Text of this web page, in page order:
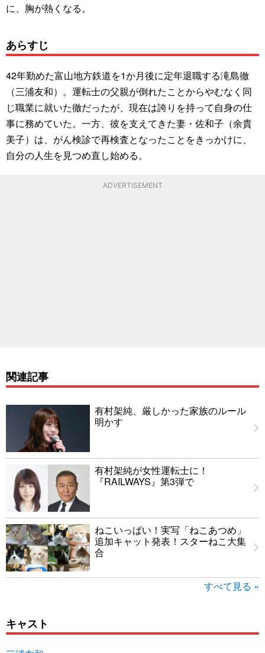
に、胸が熱くなる。
あらすじ
42年勤めた富山地方鉄道を1か月後に定年退職する滝島徹
（三浦友和）。運転士の父親が倒れたことからやむなく同
じ職業に就いた徹だったが、現在は誇りを持って自身の仕
事に務めていた。一方、彼を支えてきた妻・佐和子（余貴
美子）は、がん検診で再検査となったことをきっかけに、
自分の人生を見つめ直し始める。
ADVERTISEMENT
関連記事
有村架純、厳しかった家族のルール
明かす
有村架純が女性運転士に！
『RAILWAYS』第3弾で
ねこいっぱい！実写「ねこあつめ」
追加キャット発表！スターねこ大集
合
すべて見る »
キャスト